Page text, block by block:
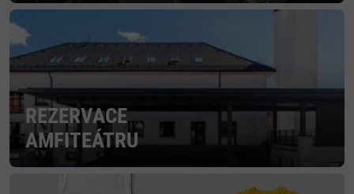
REZERVACE
AMFITEÁTRU